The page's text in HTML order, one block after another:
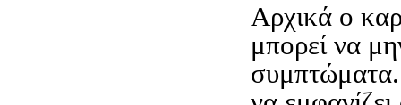
Αρχικά ο
μπορεί να
συμπτώματα.